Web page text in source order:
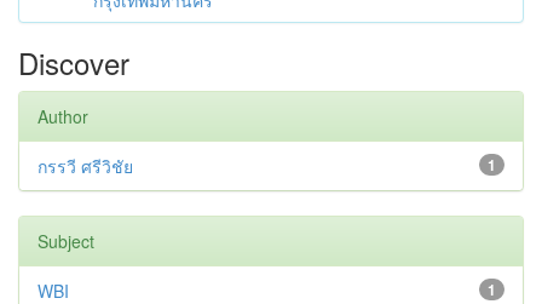
Discover
Author
1
กรรวี ศรีวิชัย
Subject
1
WBI